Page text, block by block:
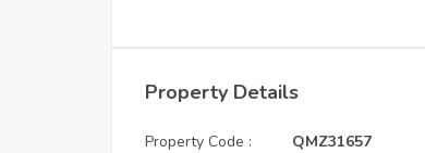
Property Details
Property Code : QMZ31657